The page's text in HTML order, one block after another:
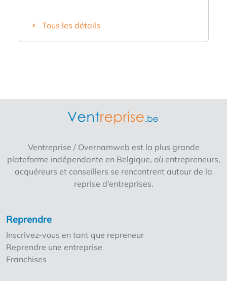
d'étudiants, de riverains et de visiteurs, ce
qui lui confère une atmosphère animée et
matériel date de mai 2025 Machine à café
la recherche d’un concept tendance offrant
des possibilités d’extension. Le nom ne peut
pas être conservé Loyer : 1 400 euros/mois
Prix de rachat : sur demande
Tous les détails
Ventreprise / Overnamweb est la plus grande
plateforme indépendante en Belgique, où entrepreneurs,
acquéreurs et conseillers se rencontrent autour de la
reprise d’entreprises.
Reprendre
Inscrivez-vous en tant que repreneur
Reprendre une entreprise
Franchises